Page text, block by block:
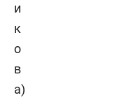
и
к
о
в
а)